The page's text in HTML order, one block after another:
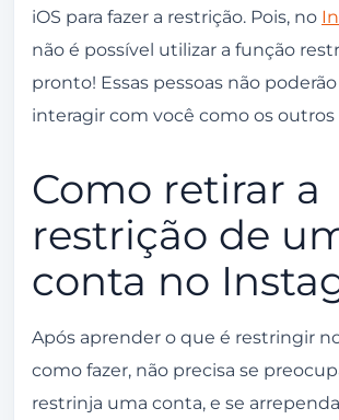
iOS para fazer a restrição. Pois, no
não é possível utilizar a função
pronto! Essas pessoas não
interagir com você como os outros
Como retirar a
restrição de
conta no
Após aprender o que é restringir
como fazer, não precisa se
restrinja uma conta, e se